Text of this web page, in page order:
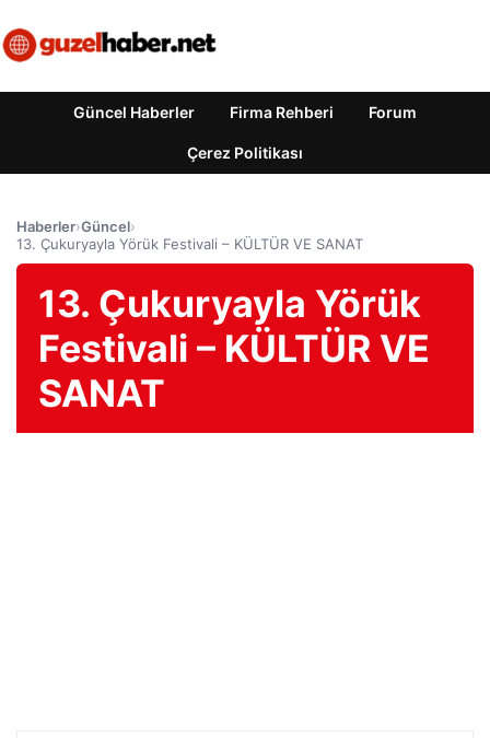
Güncel Haberler Firma Rehberi Forum
Çerez Politikası
Haberler›Güncel›
13. Çukuryayla Yörük Festivali – KÜLTÜR VE SANAT
13. Çukuryayla Yörük
Festivali – KÜLTÜR VE
SANAT